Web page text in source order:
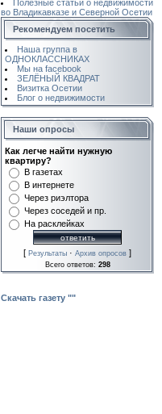
Полезные статьи о недвижимости
во Владикавказе и Северной Осетии
Рекомендуем посетить
Наша группа в
ОДНОКЛАССНИКАХ
Мы на facebook
ЗЕЛЁНЫЙ КВАДРАТ
Визитка Осетии
Блог о недвижимости
Наши опросы
Как легче найти нужную
квартиру?
В газетах
В интернете
Через риэлтора
Через соседей и пр.
На расклейках
[ Результаты · Архив опросов ]
Всего ответов: 298
Скачать газету ""